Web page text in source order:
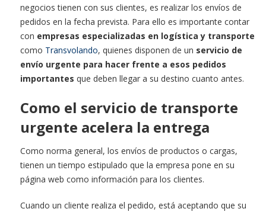
negocios tienen con sus clientes, es realizar los envíos de
pedidos en la fecha prevista. Para ello es importante contar
con empresas especializadas en logística y transporte
como Transvolando, quienes disponen de un servicio de
envío urgente para hacer frente a esos pedidos
importantes que deben llegar a su destino cuanto antes.
Como el servicio de transporte
urgente acelera la entrega
Como norma general, los envíos de productos o cargas,
tienen un tiempo estipulado que la empresa pone en su
página web como información para los clientes.
Cuando un cliente realiza el pedido, está aceptando que su